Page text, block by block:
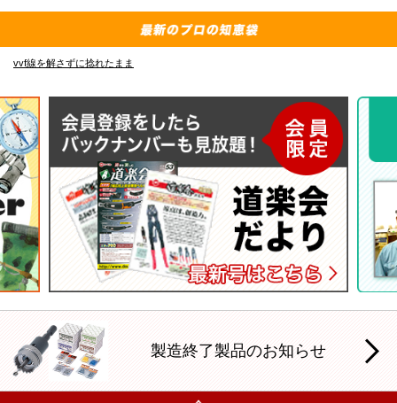
vvf線を解さずに捻れたまま
製造終了製品のお知らせ